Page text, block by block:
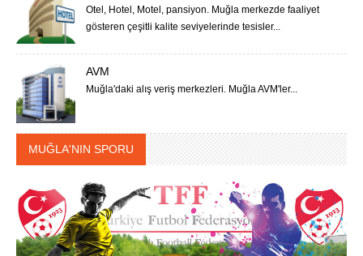
Otel, Hotel, Motel, pansiyon. Muğla merkezde faaliyet
gösteren çeşitli kalite seviyelerinde tesisler...
AVM
Muğla'daki alış veriş merkezleri. Muğla AVM'ler...
MUĞLA'NIN SPORU